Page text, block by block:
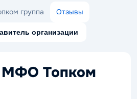
группа Отзывы
организации
МФО Топком